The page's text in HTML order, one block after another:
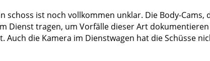
schoss ist noch vollkommen unklar. Die Body-Cams,
Dienst tragen, um Vorfälle dieser Art
Auch die Kamera im Dienstwagen hat die Schüsse